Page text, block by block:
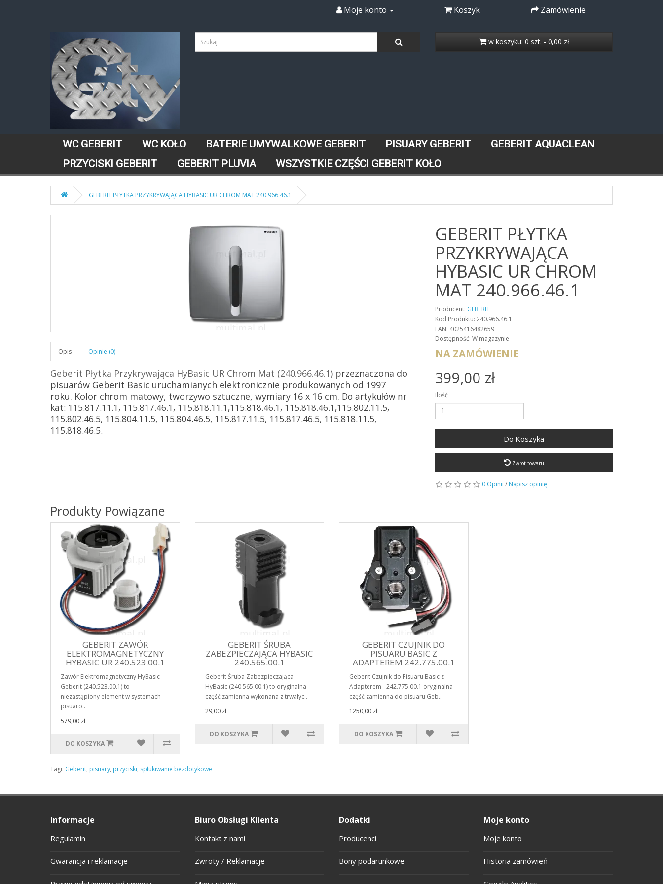
Moje konto Koszyk Zamówienie
w koszyku: 0 szt. - 0,00 zł
WC GEBERIT WC KOŁO BATERIE UMYWALKOWE GEBERIT PISUARY GEBERIT
GEBERIT AQUACLEAN
PRZYCISKI GEBERIT
GEBERIT PLUVIA WSZYSTKIE CZĘŚCI GEBERIT KOŁO
GEBERIT PŁYTKA PRZYKRYWAJĄCA HYBASIC UR CHROM MAT 240.966.46.1
Opis Opinie (0)
Geberit Płytka Przykrywająca HyBasic UR Chrom Mat (240.966.46.1) przeznaczona do
pisuarów Geberit Basic uruchamianych elektronicznie produkowanych od 1997
roku. Kolor chrom matowy, tworzywo sztuczne, wymiary 16 x 16 cm. Do artykułów nr
kat: 115.817.11.1, 115.817.46.1, 115.818.11.1,115.818.46.1, 115.818.46.1,115.802.11.5,
115.802.46.5, 115.804.11.5, 115.804.46.5, 115.817.11.5, 115.817.46.5, 115.818.11.5,
115.818.46.5.
GEBERIT PŁYTKA
PRZYKRYWAJĄCA
HYBASIC UR CHROM
MAT 240.966.46.1
Producent: GEBERIT
Kod Produktu: 240.966.46.1
EAN: 4025416482659
Dostępność: W magazynie
NA ZAMÓWIENIE
399,00 zł
Ilość
Do Koszyka
Zwrot towaru
0 Opinii / Napisz opinię
Produkty Powiązane
GEBERIT ZAWÓR
ELEKTROMAGNETYCZNY
HYBASIC UR 240.523.00.1
Zawór Elektromagnetyczny HyBasic
Geberit (240.523.00.1) to
niezastąpiony element w systemach
pisuaro..
579,00 zł
DO KOSZYKA
GEBERIT ŚRUBA
ZABEZPIECZAJĄCA HYBASIC
240.565.00.1
Geberit Śruba Zabezpieczająca
HyBasic (240.565.00.1) to oryginalna
część zamienna wykonana z trwałyc..
29,00 zł
DO KOSZYKA
GEBERIT CZUJNIK DO
PISUARU BASIC Z
ADAPTEREM 242.775.00.1
Geberit Czujnik do Pisuaru Basic z
Adapterem - 242.775.00.1 oryginalna
część zamienna do pisuaru Geb..
1250,00 zł
DO KOSZYKA
Tagi: Geberit, pisuary, przyciski, spłukiwanie bezdotykowe
Informacje
Regulamin
Gwarancja i reklamacje
Biuro Obsługi Klienta
Kontakt z nami
Zwroty / Reklamacje
Dodatki
Producenci
Bony podarunkowe
Moje konto
Moje konto
Historia zamówień